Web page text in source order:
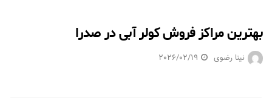
بهترین مراکز فروش کولر آبی در صدرا
نینا رضوی 2026/02/19